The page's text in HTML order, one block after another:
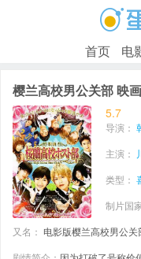
首页 电
樱兰高校男公关部 映
5.7
导演：
主演：
类型：
制片国
又名： 电影版樱兰高校男公